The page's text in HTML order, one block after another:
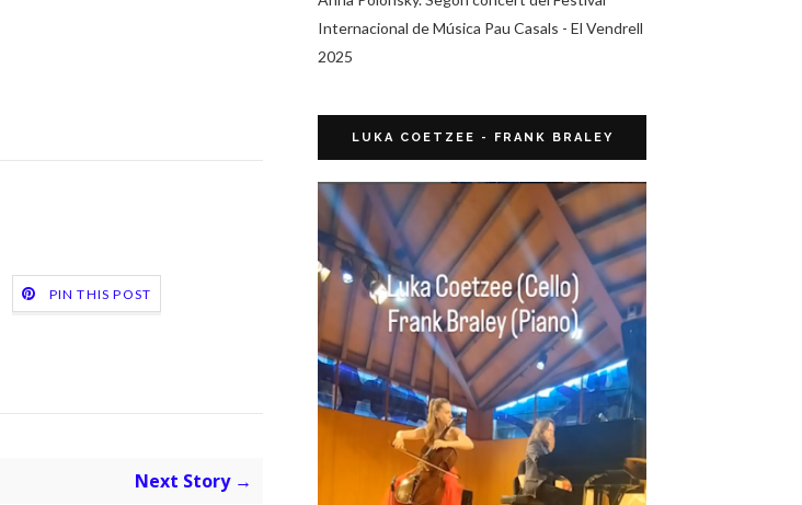
PIN THIS POST
Next Story →
Internacional de Música Pau Casals - El Vendrell
2025
LUKA COETZEE - FRANK BRALEY